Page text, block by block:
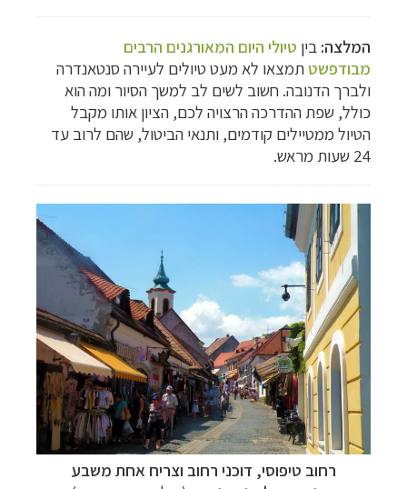
המלצה: בין טיולי היום המאורגנים הרבים
מבודפשטתמצאו לא מעט טיולים לעיירה סנטאנדרה
ולברך הדנובה. חשוב לשים לב למשך הסיור ומה הוא
כולל, שפת ההדרכה הרצויה לכם, הציון אותו מקבל
הטיול ממטיילים קודמים, ותנאי הביטול, שהם לרוב עד
24 שעות מראש.
רחוב טיפוסי, דוכני רחוב וצריח אחת משבע